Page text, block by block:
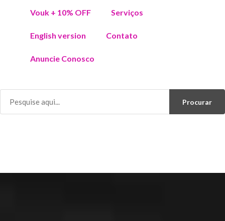
Vouk + 10% OFF Serviços
English version Contato
Anuncie Conosco
Procurar